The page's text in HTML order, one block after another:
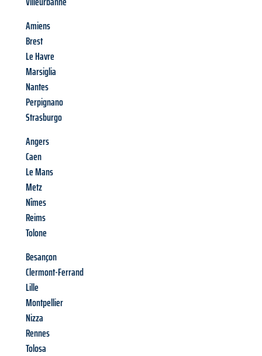
Amiens
Brest
Le Havre
Marsiglia
Nantes
Perpignano
Strasburgo
Angers
Caen
Le Mans
Metz
Nîmes
Reims
Tolone
Besançon
Clermont-Ferrand
Lille
Montpellier
Nizza
Rennes
Tolosa